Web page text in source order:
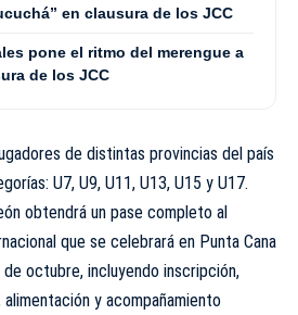
en clausura de los JCC
pone el ritmo del merengue a
de los JCC
de distintas provincias del país
U7, U9, U11, U13, U15 y U17.
obtendrá un pase completo al
que se celebrará en Punta Cana
octubre, incluyendo inscripción,
alimentación y acompañamiento